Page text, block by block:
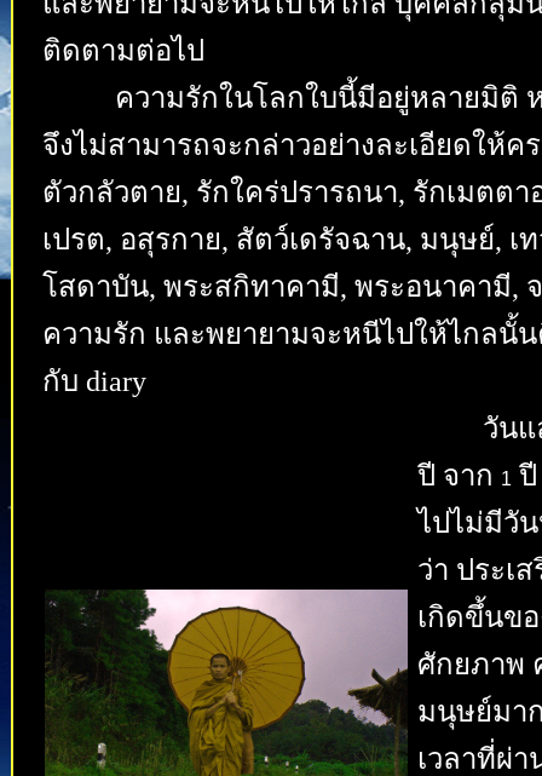
ติดตามต่อไป
ความรักในโลกใบนี้มีอยู่หลายมิติ ห
จึงไม่สามารถจะกล่าวอย่างละเอียดให้
ตัวกลัวตาย, รักใคร่ปรารถนา, รักเมตต
เปรต, อสุรกาย, สัตว์เดรัจฉาน, มนุษย์,
โสดาบัน, พระสกิทาคามี, พระอนาคามี,
ความรัก และพยายามจะหนีไปให้ไกลนั้
กับ diary
วันแ
ปี จาก 1
ไปไม่มีวั
ว่า ประเ
เกิดขึ้นข
ศักยภาพ
มนุษย์มา
เวลาที่ผ่